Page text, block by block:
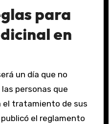
para
en
personas que
el tratamiento de sus
el reglamento